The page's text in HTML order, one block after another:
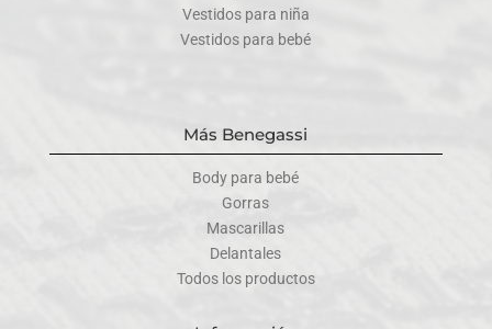
Vestidos para niña
Vestidos para bebé
Más Benegassi
Body para bebé
Gorras
Mascarillas
Delantales
Todos los productos